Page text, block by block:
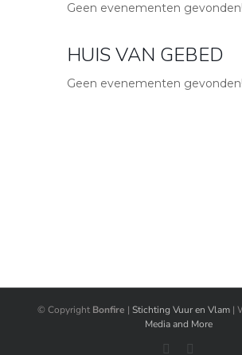
Geen evenementen gevonden!
HUIS VAN GEBED
Geen evenementen gevonden!
© Copyright Bonfire | Stichting Vuur en Vlam|
Media and More
Facebook